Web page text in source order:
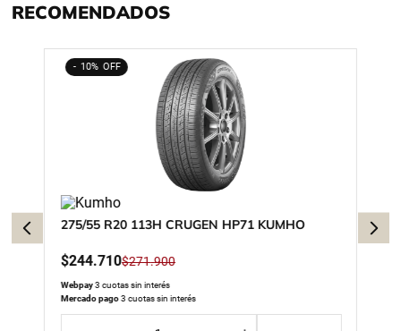
RECOMENDADOS
10%
275/55 R20 113H CRUGEN HP71 KUMHO
$244.710$271.900
Webpay3 cuotas sin interés
Mercado pago3 cuotas sin interés